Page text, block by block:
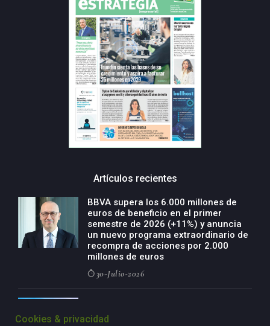
Artículos recientes
BBVA supera los 6.000 millones de
euros de beneficio en el primer
semestre de 2026 (+11%) y anuncia
un nuevo programa extraordinario de
recompra de acciones por 2.000
millones de euros
30-Julio-2026
negocio agro con un modelo global
Cookies & privacidad